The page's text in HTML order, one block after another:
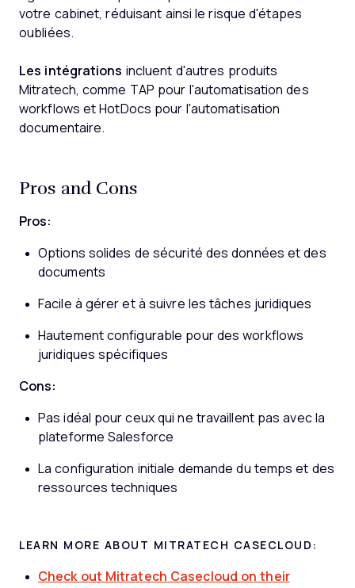
votre cabinet, réduisant ainsi le risque d'étapes
oubliées.
Les intégrations incluent d'autres produits
Mitratech, comme TAP pour l'automatisation des
workflows et HotDocs pour l'automatisation
documentaire.
Pros and Cons
Pros:
Options solides de sécurité des données et des
documents
Facile à gérer et à suivre les tâches juridiques
Hautement configurable pour des workflows
juridiques spécifiques
Cons:
Pas idéal pour ceux qui ne travaillent pas avec la
plateforme Salesforce
La configuration initiale demande du temps et des
ressources techniques
LEARN MORE ABOUT MITRATECH CASECLOUD:
Check out Mitratech Casecloud on their